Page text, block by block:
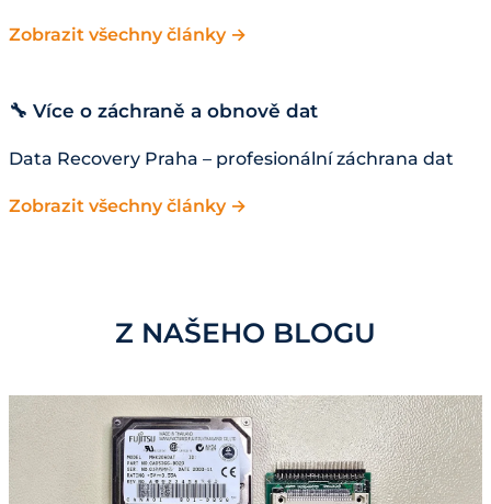
Zobrazit všechny články →
🔧 Více o záchraně a obnově dat
Data Recovery Praha – profesionální záchrana dat
Zobrazit všechny články →
Z NAŠEHO BLOGU